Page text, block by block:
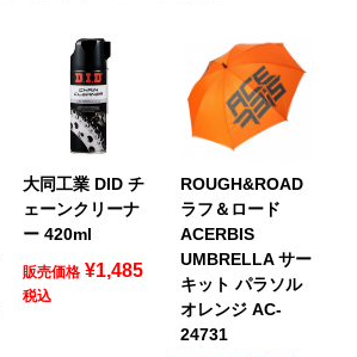
大同工業 DID チ
ェーンクリーナ
ー 420ml
販売価格 ¥1,485
税込
ROUGH&ROAD
ラフ＆ロード
ACERBIS
UMBRELLA サー
キット パラソル
オレンジ AC-
24731